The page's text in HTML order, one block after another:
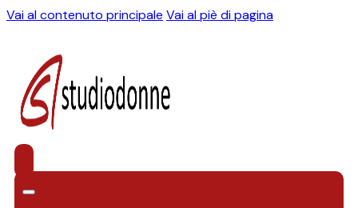
Vai al contenuto principale Vai al piè di pagina